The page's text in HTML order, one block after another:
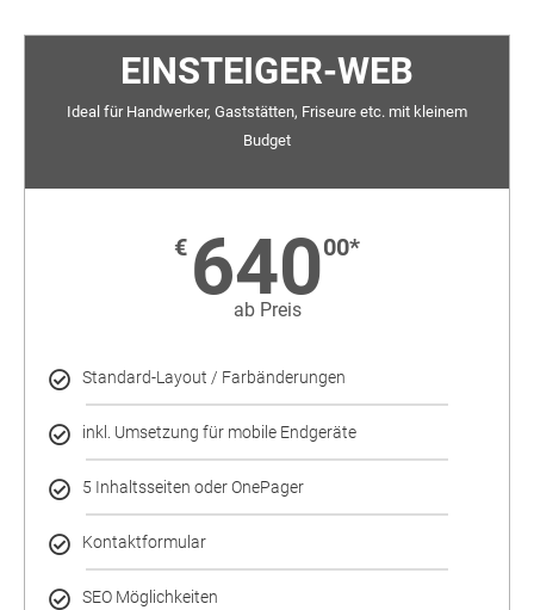
EINSTEIGER-WEB
Ideal für Handwerker, Gaststätten, Friseure etc. mit kleinem
Budget
€ 64000*
ab Preis
Standard-Layout / Farbänderungen
inkl. Umsetzung für mobile Endgeräte
5 Inhaltsseiten oder OnePager
Kontaktformular
SEO Möglichkeiten